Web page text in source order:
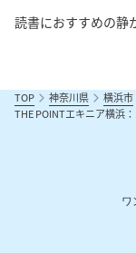
読書におすすめの静
TOP 神奈川県 横浜市
THE POINTエキニア横浜
ワ